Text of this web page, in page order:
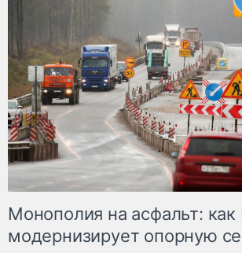
Монополия на асфальт: как
модернизирует опорную